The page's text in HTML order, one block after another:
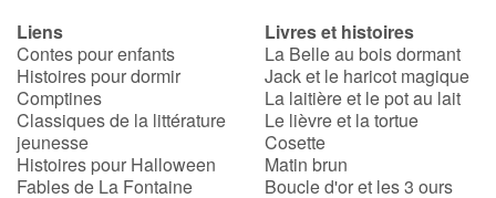
Liens
Contes pour enfants
Histoires pour dormir
Comptines
Classiques de la littérature
jeunesse
Histoires pour Halloween
Fables de La Fontaine
Livres et histoires
La Belle au bois dormant
Jack et le haricot magique
La laitière et le pot au lait
Le lièvre et la tortue
Cosette
Matin brun
Boucle d'or et les 3 ours